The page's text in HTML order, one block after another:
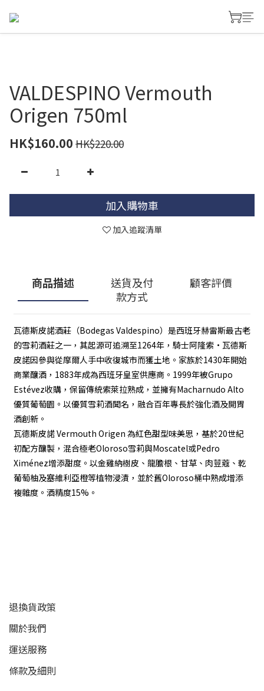
VALDESPINO Vermouth
Origen 750ml
HK$160.00 HK$220.00
加入購物車
加入追蹤清單
商品描述
送貨及付
款方式
顧客評價
瓦德斯皮諾酒莊（Bodegas Valdespino）是西班牙赫雷斯最古老
的雪莉酒莊之一，其起源可追溯至1264年，騎士阿隆索·瓦德斯
皮諾因參與從摩爾人手中收復城市而獲土地。家族於1430年開始
商業釀酒，1883年成為西班牙皇室供應商。1999年被Grupo
Estévez收購，保留傳統索萊拉熟成，並擁有Macharnudo Alto
優質葡萄園。以優質雪莉酒聞名，融合百年專長於強化酒及開胃
酒創新。
瓦德斯皮諾 Vermouth Origen 為紅色甜型味美思，基於20世紀
初配方釀製，混合極老Oloroso雪莉與Moscatel或Pedro
Ximénez增添甜度。以金雞納樹皮、龍膽根、甘草、肉荳蔻、乾
葡萄柚及塞維利亞橙等植物浸漬，並於舊Oloroso桶中熟成增添
複雜度。酒精度15%。
退換貨政策
關於我們
運送服務
條款及細則